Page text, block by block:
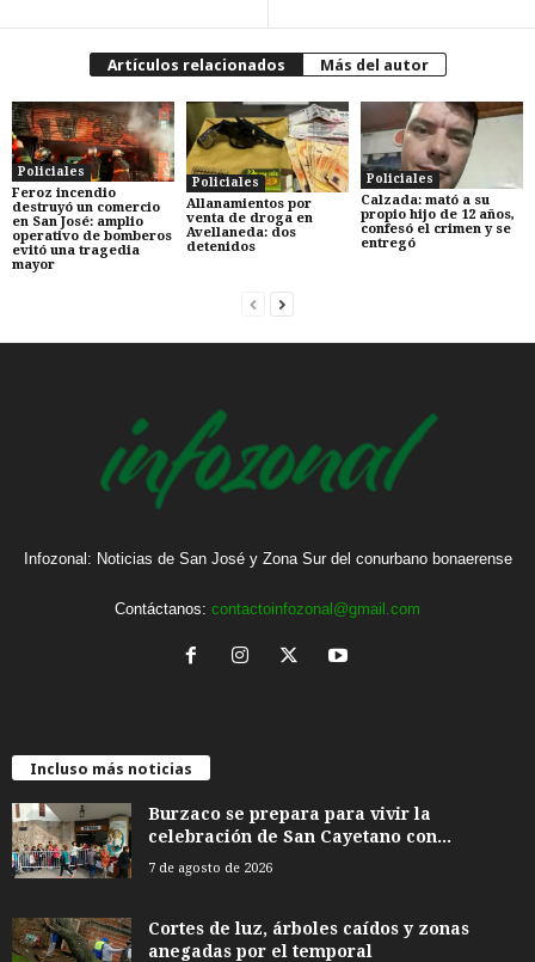
Artículos relacionados Más del autor
Policiales
Feroz incendio
destruyó un comercio
en San José: amplio
operativo de bomberos
evitó una tragedia
mayor
Policiales
Allanamientos por
venta de droga en
Avellaneda: dos
detenidos
Policiales
Calzada: mató a su
propio hijo de 12 años,
confesó el crimen y se
entregó
Infozonal: Noticias de San José y Zona Sur del conurbano bonaerense
Contáctanos: contactoinfozonal@gmail.com
Incluso más noticias
Burzaco se prepara para vivir la
celebración de San Cayetano con...
7 de agosto de 2026
Cortes de luz, árboles caídos y zonas
anegadas por el temporal